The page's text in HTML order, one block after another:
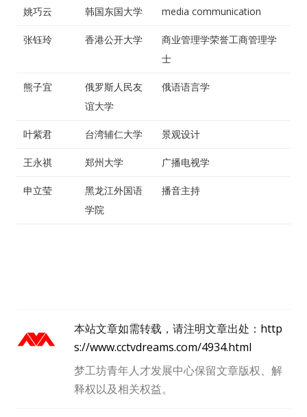
姚巧云 韩国东国大学 media communication
张钰玲 香港公开大学
商业管理学荣誉工商管理学
士
熊子宜
俄罗斯人民友
谊大学
俄语语言学
叶紫君 台湾辅仁大学 景观设计
王永祺 郑州大学 广播电视学
申立莹
黑龙江外国语
学院
播音主持
本站文章如需转载，请注明文章出处： http
s://www.cctvdreams.com/4934.html
梦工坊青年人才发展中心保留文章版权、解
释权以及相关权益。